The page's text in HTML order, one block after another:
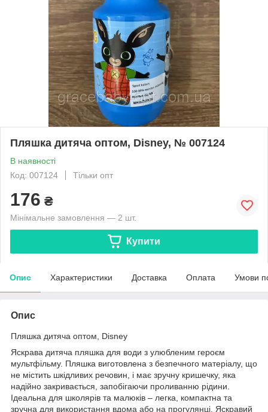
Пляшка дитяча оптом, Disney, № 007124
В наявності
Код: 007124
Тільки опт
176 ₴
Мінімальне замовлення — 2 шт.
Купити
Опис Характеристики Доставка Оплата Умови
Опис
Пляшка дитяча оптом, Disney
Яскрава дитяча пляшка для води з улюбленим героєм
мультфільму. Пляшка виготовлена з безпечного матеріалу, що
не містить шкідливих речовин, і має зручну кришечку, яка
надійно закривається, запобігаючи проливанню рідини.
Ідеальна для школярів та малюків – легка, компактна та
зручна для використання вдома або на прогулянці. Яскравий